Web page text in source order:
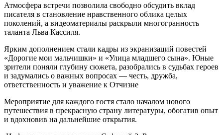
Атмосфера встречи позволила свободно обсудить вклад
писателя в становление нравственного облика целых
поколений, а видеоматериалы раскрыли многогранность
таланта Льва Кассиля.
Ярким дополнением стали кадры из экранизаций повестей
«Дорогие мои мальчишки» и «Улица младшего сына». Юные
зрители поняли глубину сюжета, разобрались в судьбах героев
и задумались о важных вопросах — честь, дружба,
ответственность и уважение к Отчизне
Мероприятие для каждого гостя стало началом нового
путешествия в прекрасную страну литературы, обогатив опыт
и вдохновив на дальнейшие открытия.